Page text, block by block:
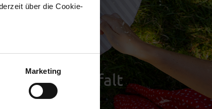
über die Cookie-
können
imAbschnitt
Marketing Vielfalt